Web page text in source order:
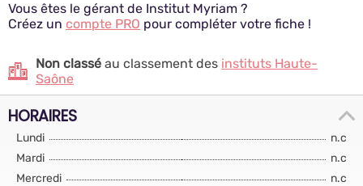
Vous êtes le gérant de Institut Myriam ?
Créez un compte PRO pour compléter votre fiche !
Non classéau classement des instituts Haute-
Saône
HORAIRES
Lundi
n.c
Mardi
n.c
Mercredi
n.c